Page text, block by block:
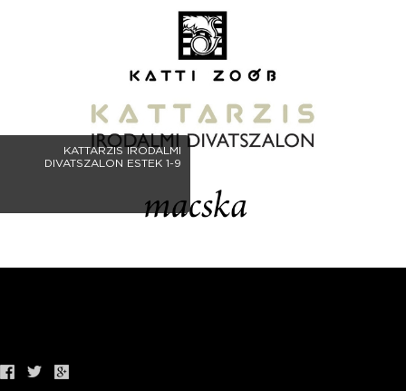
KATTARZIS IRODALMI
DIVATSZALON ESTEK 1-9